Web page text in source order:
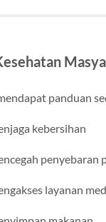
panduan
kebersihan
penyebaran
layanan